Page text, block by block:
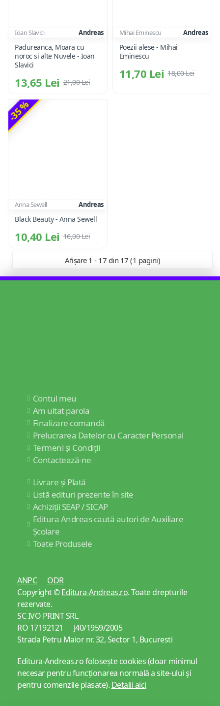
Ioan Slavici Andreas
Padureanca, Moara cu
noroc si alte Nuvele - Ioan
Slavici
13,65 Lei 21,00 Lei
Mihai Eminescu Andreas
Poezii alese - Mihai
Eminescu
11,70 Lei 18,00 Lei
-35 %
Anna Sewell Andreas
Black Beauty - Anna Sewell
10,40 Lei 16,00 Lei
Afișare 1 - 17 din 17 (1 pagini)
Contul meu
Am uitat parola
Finalizare comandă
Prelucrarea Datelor cu Caracter Personal
Termeni și Condiții
Contactează-ne
Livrare și Plată
Listă edituri prezente în site
Achiziții SEAP / SICAP
Editura Andreas caută autori de Auxiliare
Școlare
Toate Produsele
ANPC
ODR
Copyright ©Editura-Andreas.ro. Toate drepturile
rezervate.
SC IVO PRINT SRL
RO 17192121 J40/1959/2005
Strada Petru Maior nr. 32, Sector 1, Bucuresti
Editura-Andreas.ro folosește cookies (doar minimul
necesar pentru funcționarea normală a site-ului și
pentru comenzile plasate). Detalii aici